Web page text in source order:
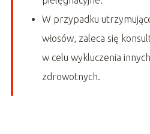
W przypadku
włosów, zaleca się
w celu wykluczenia
zdrowotnych.